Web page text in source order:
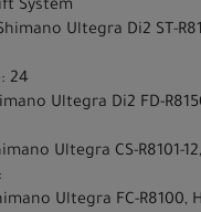
System
Ultegra Di2 ST-
24
Ultegra Di2 FD-
Ultegra CS-R8101-
Ultegra FC-R8100,